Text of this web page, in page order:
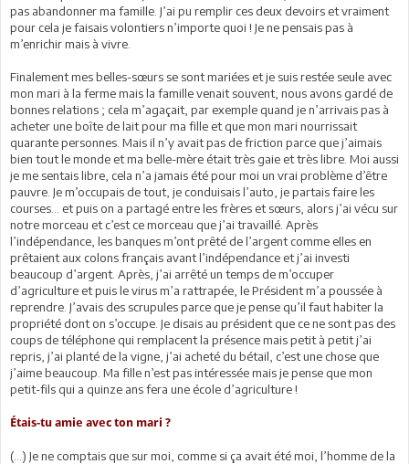
pas abandonner ma famille. J’ai pu remplir ces deux devoirs et vraiment
pour cela je faisais volontiers n’importe quoi ! Je ne pensais pas à
m’enrichir mais à vivre.
Finalement mes belles-sœurs se sont mariées et je suis restée seule avec
mon mari à la ferme mais la famille venait souvent, nous avons gardé de
bonnes relations ; cela m’agaçait, par exemple quand je n’arrivais pas à
acheter une boîte de lait pour ma fille et que mon mari nourrissait
quarante personnes. Mais il n’y avait pas de friction parce que j’aimais
bien tout le monde et ma belle-mère était très gaie et très libre. Moi aussi
je me sentais libre, cela n’a jamais été pour moi un vrai problème d’être
pauvre. Je m’occupais de tout, je conduisais l’auto, je partais faire les
courses… et puis on a partagé entre les frères et sœurs, alors j’ai vécu sur
notre morceau et c’est ce morceau que j’ai travaillé. Après
l’indépendance, les banques m’ont prêté de l’argent comme elles en
prêtaient aux colons français avant l’indépendance et j’ai investi
beaucoup d’argent. Après, j’ai arrêté un temps de m’occuper
d’agriculture et puis le virus m’a rattrapée, le Président m’a poussée à
reprendre. J’avais des scrupules parce que je pense qu’il faut habiter la
propriété dont on s’occupe. Je disais au président que ce ne sont pas des
coups de téléphone qui remplacent la présence mais petit à petit j’ai
repris, j’ai planté de la vigne, j’ai acheté du bétail, c’est une chose que
j’aime beaucoup. Ma fille n’est pas intéressée mais je pense que mon
petit-fils qui a quinze ans fera une école d’agriculture !
Étais-tu amie avec ton mari ?
(...) Je ne comptais que sur moi, comme si ça avait été moi, l’homme de la